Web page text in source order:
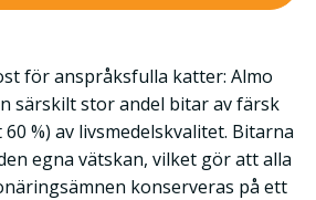
för anspråksfulla katter: Almo
särskilt stor andel bitar av färsk
%) av livsmedelskvalitet. Bitarna
egna vätskan, vilket gör att alla
konserveras på ett